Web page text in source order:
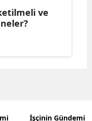
Diyarbakır
ve
İşçinin Gündemi